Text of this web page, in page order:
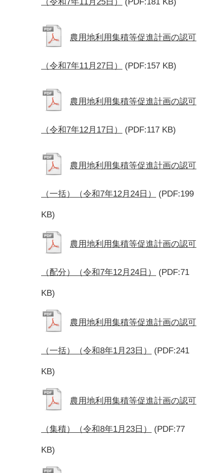
農用地利用集積等促進計画の認可
（令和7年11月27日） (PDF:157 KB)
農用地利用集積等促進計画の認可
（令和7年12月17日） (PDF:117 KB)
農用地利用集積等促進計画の認可
（一括）（令和7年12月24日） (PDF:199
KB)
農用地利用集積等促進計画の認可
（配分）（令和7年12月24日） (PDF:71
KB)
農用地利用集積等促進計画の認可
（一括）（令和8年1月23日） (PDF:241
KB)
農用地利用集積等促進計画の認可
（集積）（令和8年1月23日） (PDF:77
KB)